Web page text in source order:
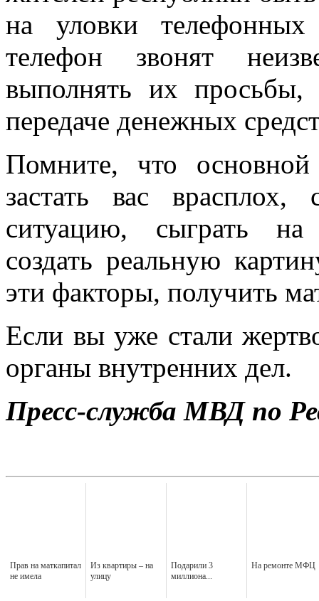
на уловки
телефон звонят
выполнять их
передаче денежных
Помните, что
застать вас
ситуацию, сыграть на
создать реальную
эти факторы, получить
Если вы уже стали
органы внутренних дел.
Пресс-служба МВД по
Прав на маткапитал
не имела
Из квартиры – на
улицу
Подарили 3
миллиона...
На ремонте МФЦ